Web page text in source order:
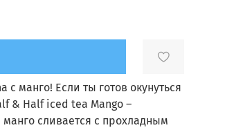
манго! Если ты готов окунуться
& Half iced tea Mango –
сливается с прохладным